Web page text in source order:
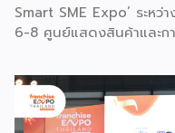
Smart SME Expo’ ระห
6-8 ศูนย์แสดงสินค้าและก
2026 ให้แก่ผู้ประกอบธุรกิ
ของกรมฯ นายพูนพงษ์
การค้า กระทรวงพาณิชย์